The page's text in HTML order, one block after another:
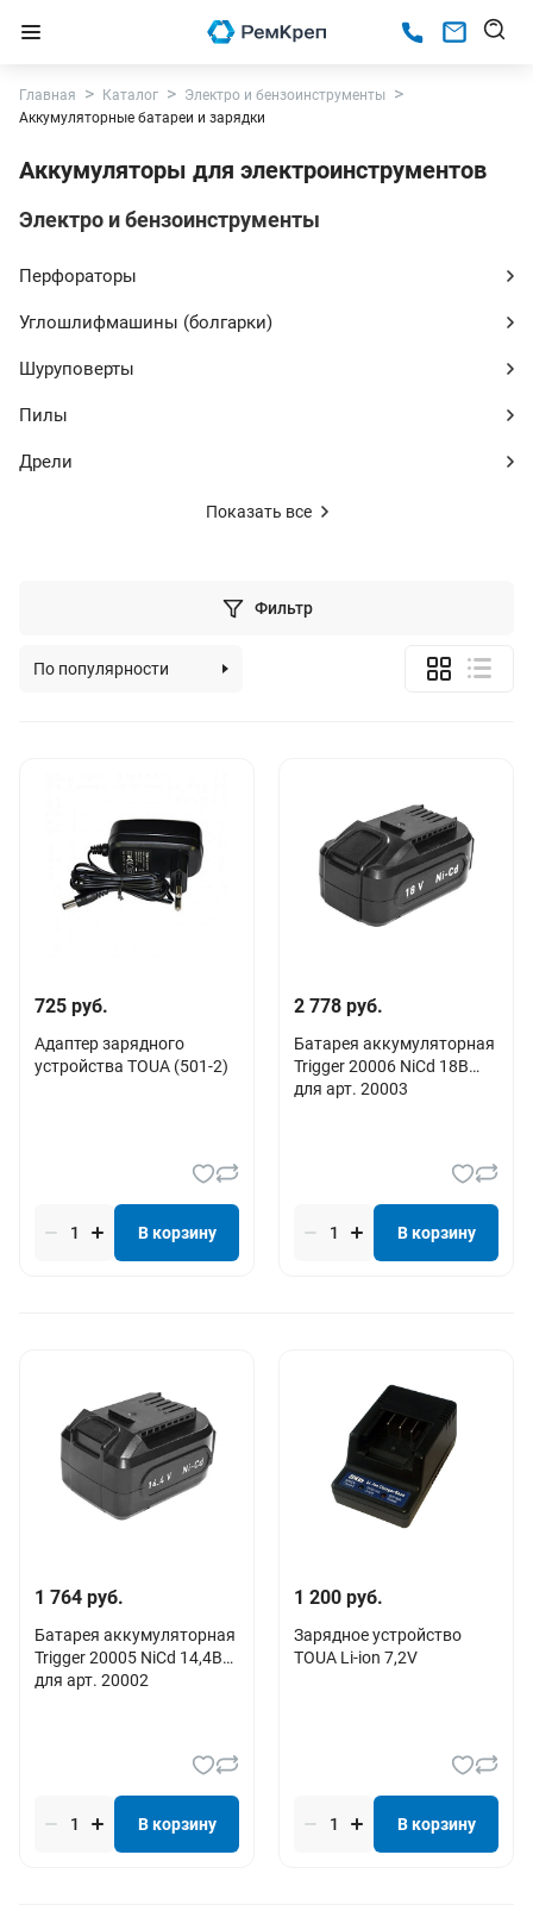
Главная Каталог
Электро и бензоинструменты
Аккумуляторные батареи и зарядки
Аккумуляторы для электроинструментов
Электро и бензоинструменты
Перфораторы
Углошлифмашины (болгарки)
Шуруповерты
Пилы
Дрели
Показать все
Фильтр
По популярности
725 руб.
Адаптер зарядного
устройства TOUA (501-2)
В корзину
2 778 руб.
Батарея аккумуляторная
Trigger 20006 NiCd 18В
для арт. 20003
В корзину
1 764 руб.
Батарея аккумуляторная
Trigger 20005 NiCd 14,4В
для арт. 20002
В корзину
1 200 руб.
Зарядное устройство
TOUA Li-ion 7,2V
В корзину